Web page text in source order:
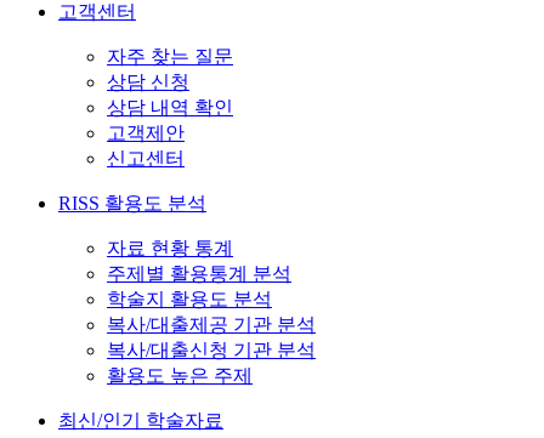
고객센터
자주 찾는 질문
상담 신청
상담 내역 확인
고객제안
신고센터
RISS 활용도 분석
자료 현황 통계
주제별 활용통계 분석
학술지 활용도 분석
복사/대출제공 기관 분석
복사/대출신청 기관 분석
활용도 높은 주제
최신/인기 학술자료